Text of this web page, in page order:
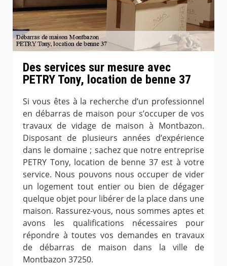
Des services sur mesure avec
PETRY Tony, location de benne 37
Si vous êtes à la recherche d’un professionnel
en débarras de maison pour s’occuper de vos
travaux de vidage de maison à Montbazon.
Disposant de plusieurs années d’expérience
dans le domaine ; sachez que notre entreprise
PETRY Tony, location de benne 37 est à votre
service. Nous pouvons nous occuper de vider
un logement tout entier ou bien de dégager
quelque objet pour libérer de la place dans une
maison. Rassurez-vous, nous sommes aptes et
avons les qualifications nécessaires pour
répondre à toutes vos demandes en travaux
de débarras de maison dans la ville de
Montbazon 37250.